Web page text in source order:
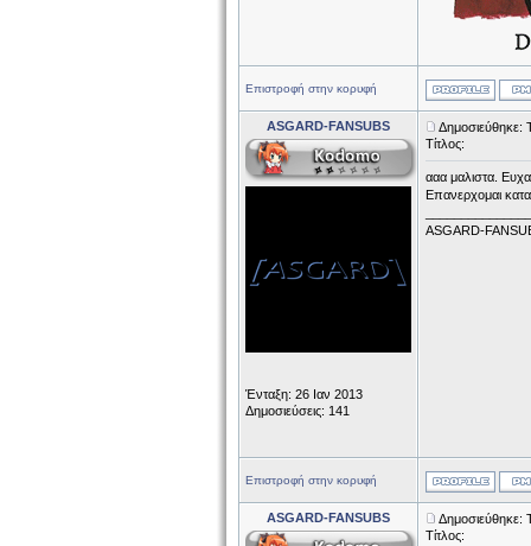
Επιστροφή στην κορυφή
ASGARD-FANSUBS
Ένταξη: 26 Ιαν 2013
Δημοσιεύσεις: 141
Δημοσιεύθηκε:
Τίτλος:
ααα μαλιστα.
Επανερχομαι
ASGARD-
Επιστροφή στην κορυφή
ASGARD-FANSUBS
Δημοσιεύθηκε:
Τίτλος: